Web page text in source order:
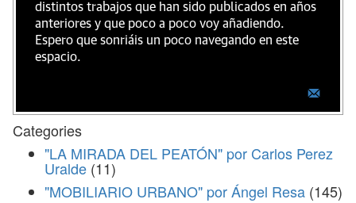
distintos trabajos que han sido publicados en años
anteriores y que poco a poco voy añadiendo.
Espero que sonriáis un poco navegando en este
espacio.
Categories
"LA MIRADA DEL PEATÓN" por Carlos Perez
Uralde (11)
"MOBILIARIO URBANO" por Ángel Resa (145)